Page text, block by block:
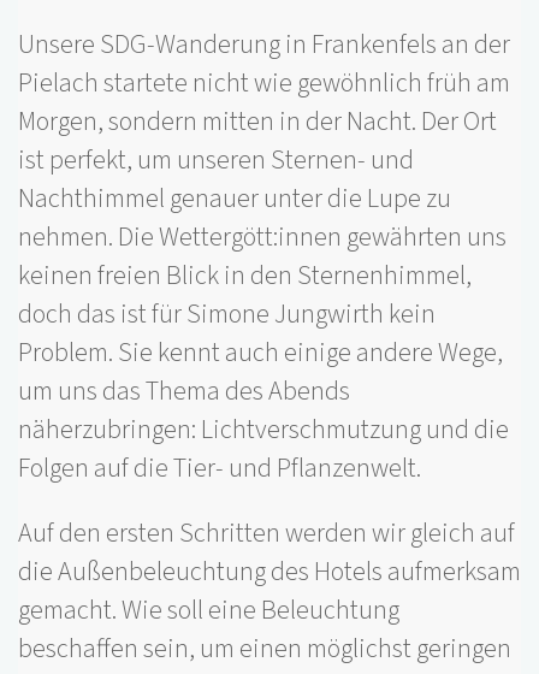
Unsere SDG-Wanderung in Frankenfels an der
Pielach startete nicht wie gewöhnlich früh am
Morgen, sondern mitten in der Nacht. Der Ort
ist perfekt, um unseren Sternen- und
Nachthimmel genauer unter die Lupe zu
nehmen. Die Wettergött:innen gewährten uns
keinen freien Blick in den Sternenhimmel,
doch das ist für Simone Jungwirth kein
Problem. Sie kennt auch einige andere Wege,
um uns das Thema des Abends
näherzubringen: Lichtverschmutzung und die
Folgen auf die Tier- und Pflanzenwelt.
Auf den ersten Schritten werden wir gleich auf
die Außenbeleuchtung des Hotels aufmerksam
gemacht. Wie soll eine Beleuchtung
beschaffen sein, um einen möglichst geringen